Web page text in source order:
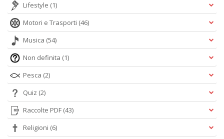
Lifestyle (1)
Motori e Trasporti (46)
Musica (54)
Non definita (1)
Pesca (2)
Quiz (2)
Raccolte PDF (43)
Religioni (6)